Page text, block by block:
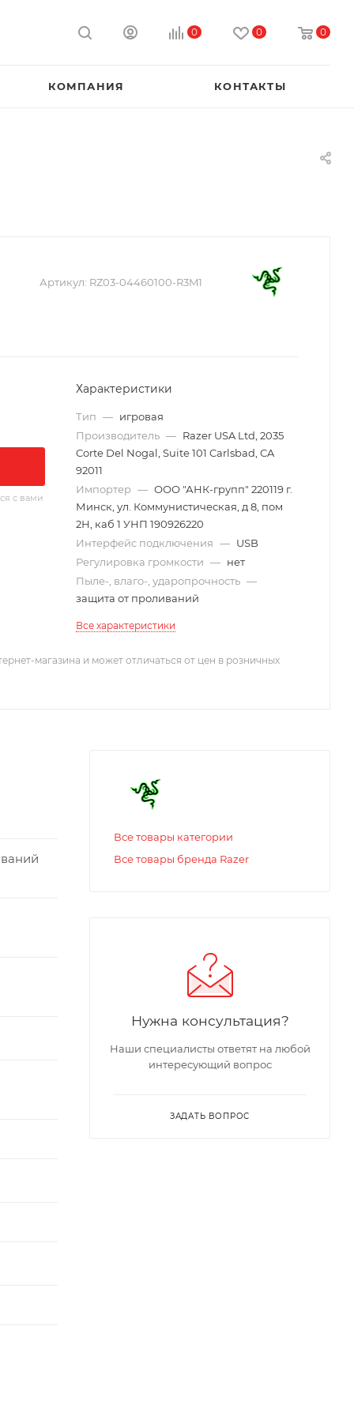
0 0 0
КОМПАНИЯ КОНТАКТЫ
Артикул: RZ03-04460100-R3M1
с вами
Характеристики
Тип — игровая
Производитель — Razer USA Ltd, 2035
Corte Del Nogal, Suite 101 Carlsbad, CA
92011
Импортер — ООО "АНК-групп" 220119 г.
Минск, ул. Коммунистическая, д 8, пом
2Н, каб 1 УНП 190926220
Интерфейс подключения — USB
Регулировка громкости — нет
Пыле-, влаго-, ударопрочность —
защита от проливаний
Все характеристики
магазина и может отличаться от цен в розничных
Все товары категории
Все товары бренда Razer
Нужна консультация?
Наши специалисты ответят на любой
интересующий вопрос
ЗАДАТЬ ВОПРОС